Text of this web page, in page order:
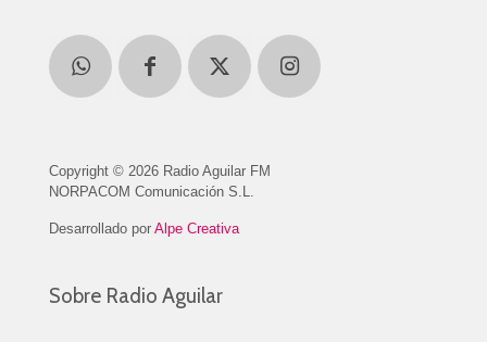
Copyright © 2026 Radio Aguilar FM
NORPACOM Comunicación S.L.
Desarrollado por Alpe Creativa
Sobre Radio Aguilar